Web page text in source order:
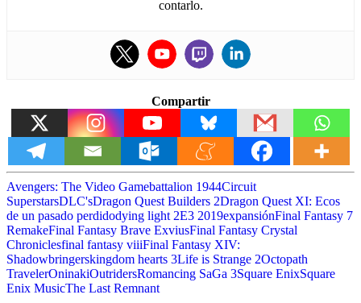
contarlo.
Compartir
Avengers: The Video Gamebattalion 1944Circuit
SuperstarsDLC'sDragon Quest Builders 2Dragon Quest XI: Ecos
de un pasado perdidodying light 2E3 2019expansiónFinal Fantasy 7
RemakeFinal Fantasy Brave ExviusFinal Fantasy Crystal
Chroniclesfinal fantasy viiiFinal Fantasy XIV:
Shadowbringerskingdom hearts 3Life is Strange 2Octopath
TravelerOninakiOutridersRomancing SaGa 3Square EnixSquare
Enix MusicThe Last Remnant